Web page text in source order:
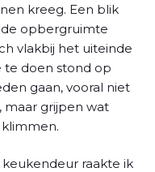
kreeg. Een blik
opbergruimte
vlakbij het uiteinde
te doen stond op
gaan, vooral niet
maar grijpen wat
raakte ik